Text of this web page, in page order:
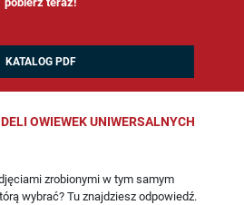
KATALOG PDF
OWIEWEK UNIWERSALNYCH
zrobionymi w tym samym
wybrać? Tu znajdziesz odpowiedź.